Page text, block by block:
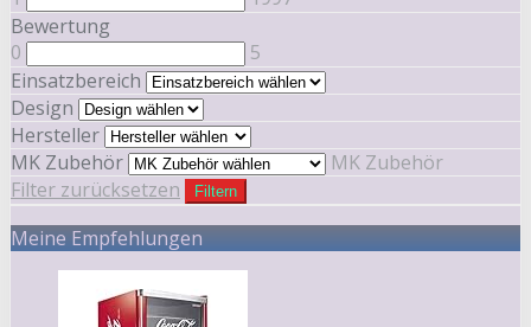
Bewertung
0
5
Einsatzbereich
Design
Hersteller
MK Zubehör
MK Zubehör
Filter zurücksetzen
Filtern
Meine Empfehlungen